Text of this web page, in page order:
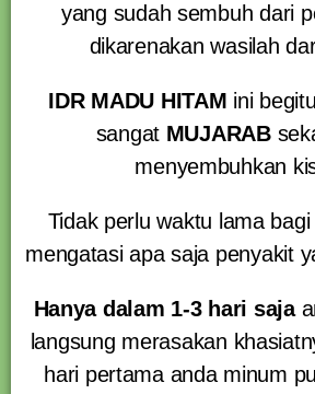
yang sudah sembuh dari
dikarenakan wasilah
IDR MADU HITAM ini begitu
sangat MUJARAB
menyembuhkan
Tidak perlu waktu lama
mengatasi apa saja penyakit
Hanya dalam 1-3 hari saja
langsung merasakan
hari pertama anda minum